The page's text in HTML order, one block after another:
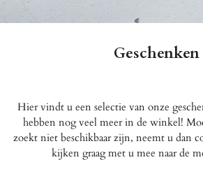
Geschenken
Hier vindt u een selectie van onze
hebben nog veel meer in de winkel!
zoekt niet beschikbaar zijn, neemt u dan
kijken graag met u mee naar de